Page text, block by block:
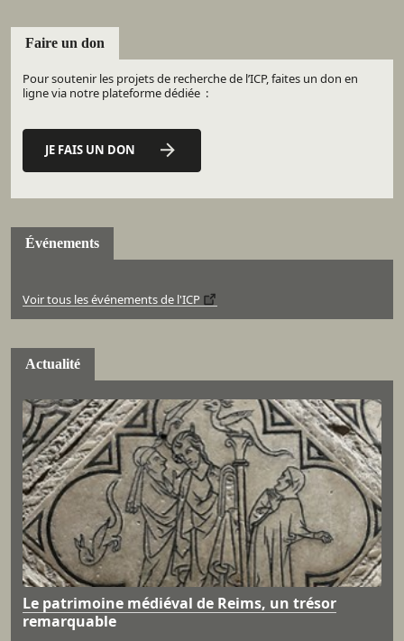
Faire un don
Pour soutenir les projets de recherche de l’ICP, faites un don en
ligne via notre plateforme dédiée :
JE FAIS UN DON
Événements
Voir tous les événements de l'ICP
Actualité
Le patrimoine médiéval de Reims, un trésor
remarquable